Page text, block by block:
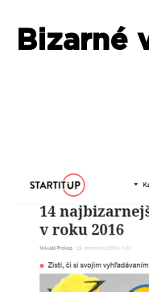
Bizarné